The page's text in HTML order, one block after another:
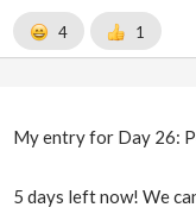
4 1
My entry for Day 26:
5 days left now! We